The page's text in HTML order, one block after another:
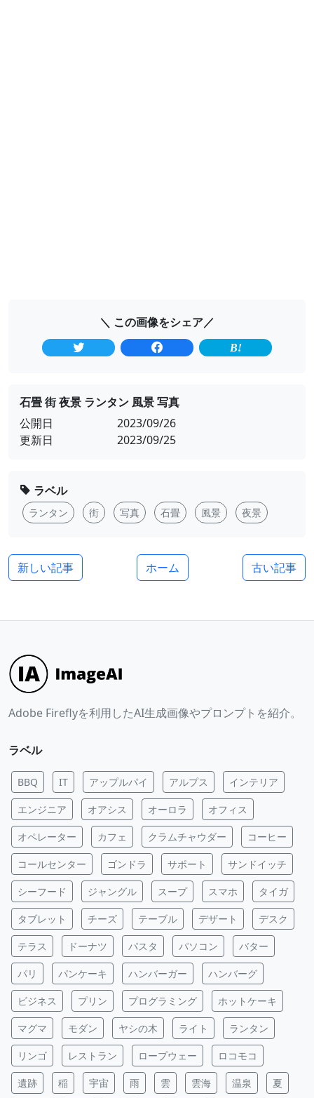
＼ この画像をシェア／
石畳 街 夜景 ランタン 風景 写真
公開日
2023/09/26
更新日
2023/09/25
ラベル
ランタン 街 写真 石畳 風景 夜景
新しい記事 ホーム 古い記事
Adobe Fireflyを利用したAI生成画像やプロンプトを紹介。
ラベル
BBQ IT アップルパイ アルプス インテリア
エンジニア オアシス オーロラ オフィス
オペレーター カフェ クラムチャウダー コーヒー
コールセンター ゴンドラ サポート サンドイッチ
シーフード ジャングル スープ スマホ タイガ
タブレット チーズ テーブル デザート デスク
テラス ドーナツ パスタ パソコン バター
パリ パンケーキ ハンバーガー ハンバーグ
ビジネス プリン プログラミング ホットケーキ
マグマ モダン ヤシの木 ライト ランタン
リンゴ レストラン ロープウェー ロコモコ
遺跡 稲 宇宙 雨 雲 雲海 温泉 夏